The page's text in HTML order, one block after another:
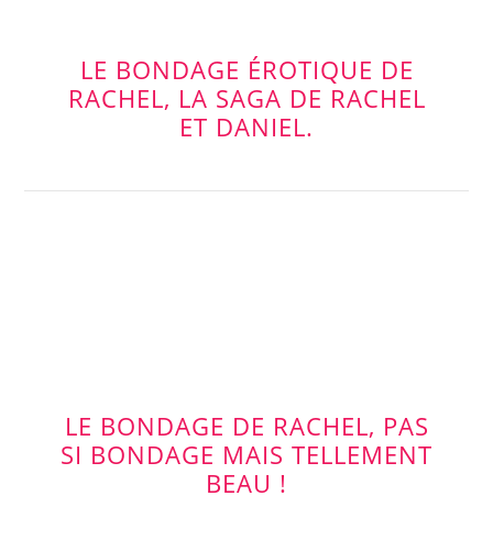
LE BONDAGE ÉROTIQUE DE
RACHEL, LA SAGA DE RACHEL
ET DANIEL.
LE BONDAGE DE RACHEL, PAS
SI BONDAGE MAIS TELLEMENT
BEAU !